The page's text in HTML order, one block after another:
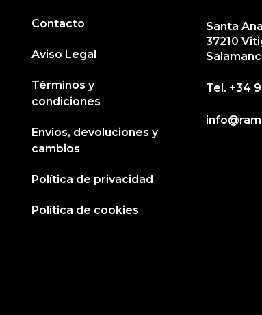
Contacto
Aviso Legal
Términos y
condiciones
Envíos, devoluciones y
cambios
Política de privacidad
Política de cookies
Santa
37210
Tel. +34